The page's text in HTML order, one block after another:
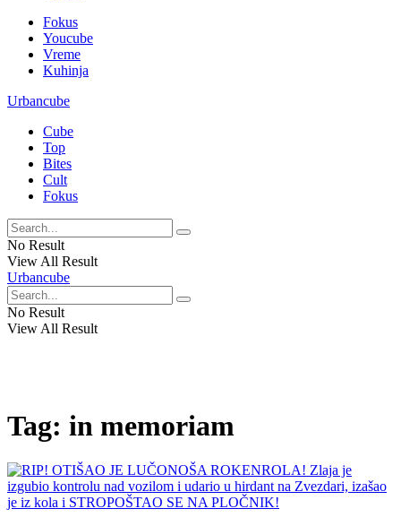
Fokus
Youcube
Vreme
Kuhinja
Urbancube
Cube
Top
Bites
Cult
Fokus
No Result
View All Result
Urbancube
No Result
View All Result
Tag: in memoriam